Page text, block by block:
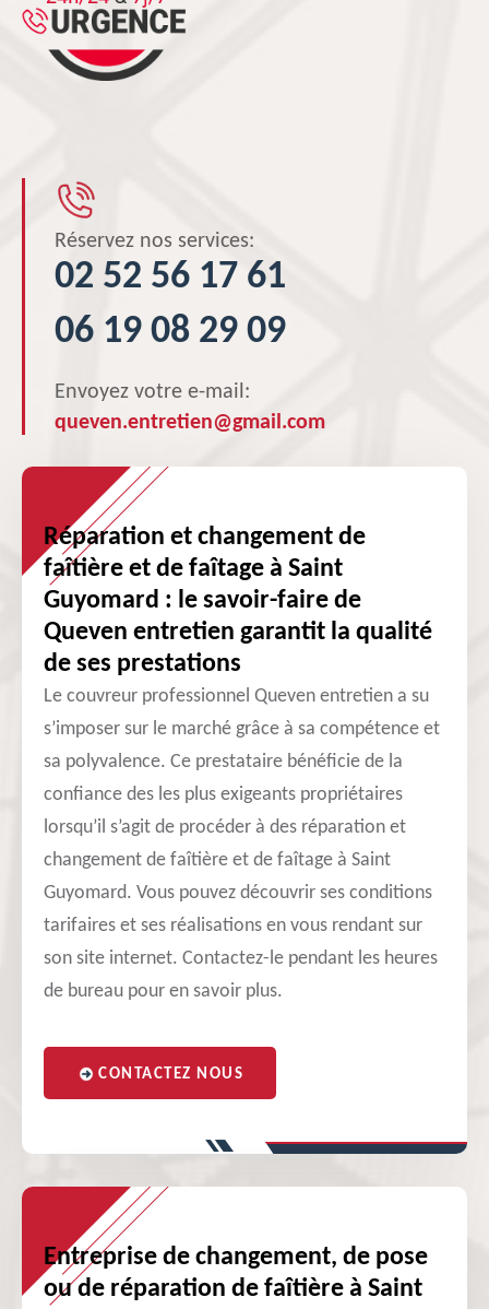
Réservez nos services:
02 52 56 17 61
06 19 08 29 09
Envoyez votre e-mail:
queven.entretien@gmail.com
Réparation et changement de
faîtière et de faîtage à Saint
Guyomard : le savoir-faire de
Queven entretien garantit la qualité
de ses prestations
Le couvreur professionnel Queven entretien a su
s’imposer sur le marché grâce à sa compétence et
sa polyvalence. Ce prestataire bénéficie de la
confiance des les plus exigeants propriétaires
lorsqu’il s’agit de procéder à des réparation et
changement de faîtière et de faîtage à Saint
Guyomard. Vous pouvez découvrir ses conditions
tarifaires et ses réalisations en vous rendant sur
son site internet. Contactez-le pendant les heures
de bureau pour en savoir plus.
CONTACTEZ NOUS
Entreprise de changement, de pose
ou de réparation de faîtière à Saint